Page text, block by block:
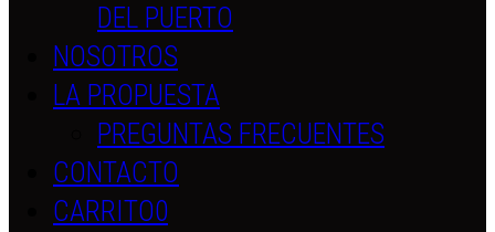
DEL PUERTO
NOSOTROS
LA PROPUESTA
PREGUNTAS FRECUENTES
CONTACTO
CARRITO0